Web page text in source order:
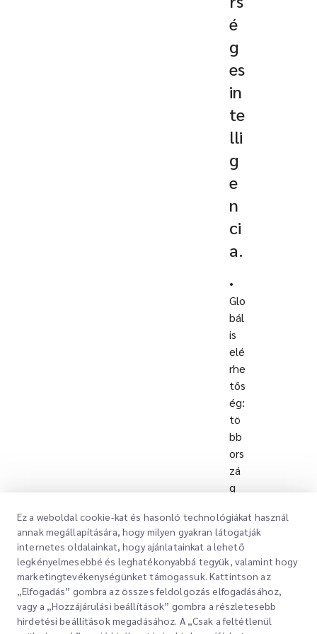
é
g
es
in
te
lli
g
e
n
ci
a.
•
Glo
bál
is
elé
rhe
tős
ég:
tö
bb
ors
zá
g
hel
yi
hál
óz
at
kit
erj
Ez a weboldal cookie-kat és hasonló technológiákat használ
annak megállapítására, hogy milyen gyakran látogatják
internetes oldalainkat, hogy ajánlatainkat a lehető
legkényelmesebbé és leghatékonyabbá tegyük, valamint hogy
marketingtevékenységünket támogassuk. Kattintson az
„Elfogadás” gombra az összes feldolgozás elfogadásához,
vagy a „Hozzájárulási beállítások” gombra a részletesebb
hirdetési beállítások megadásához. A „Csak a feltétlenül